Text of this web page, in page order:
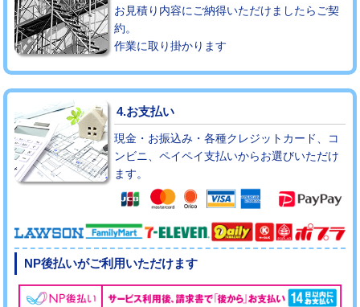
お見積り内容にご納得いただけましたらご契
約。
作業に取り掛かります
4.お支払い
現金・お振込み・各種クレジットカード、コ
ンビニ、ペイペイ支払いからお選びいただけ
ます。
NP後払いがご利用いただけます